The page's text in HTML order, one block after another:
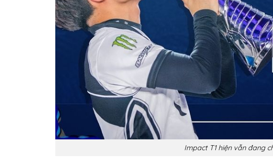
Impact T1 hiện vẫn đang